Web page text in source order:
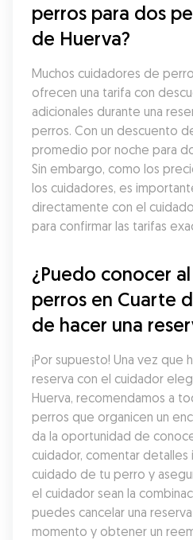
perros para dos
de Huerva?
Muchos cuidadores de
ofrecen una tarifa con
adicionales durante una
perros. Con un descuento
promedio por noche para
Sin embargo, como los
los cuidadores, es
directamente con el
para confirmar las tarifas
¿Puedo conocer
perros en Cuarte
de hacer una
¡Por supuesto! Una vez que
reserva con el cuidador
Huerva, recomendamos a
perros que organicen un
da la oportunidad de
cuidador, comentar
cuidado de tu perro y
el cuidador sean la
puedes cancelar una
momento y obtener un